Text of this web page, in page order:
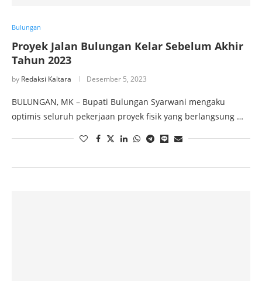
Bulungan
Proyek Jalan Bulungan Kelar Sebelum Akhir
Tahun 2023
by Redaksi Kaltara Desember 5, 2023
BULUNGAN, MK – Bupati Bulungan Syarwani mengaku
optimis seluruh pekerjaan proyek fisik yang berlangsung …